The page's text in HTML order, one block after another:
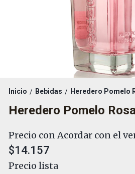
Inicio / Bebidas / Heredero Pomelo
Heredero Pomelo
Precio con Acordar con el
$14.157
Precio lista